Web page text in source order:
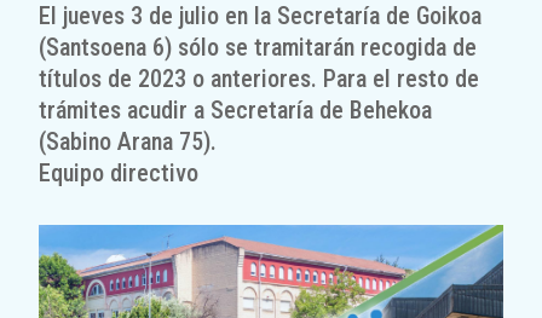
El jueves 3 de julio en la Secretaría de Goikoa
(Santsoena 6) sólo se tramitarán recogida de
títulos de 2023 o anteriores. Para el resto de
trámites acudir a Secretaría de Behekoa
(Sabino Arana 75).
Equipo directivo